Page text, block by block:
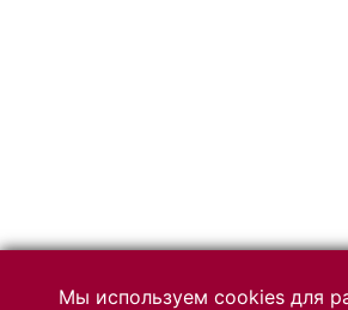
Мы используем cookies для